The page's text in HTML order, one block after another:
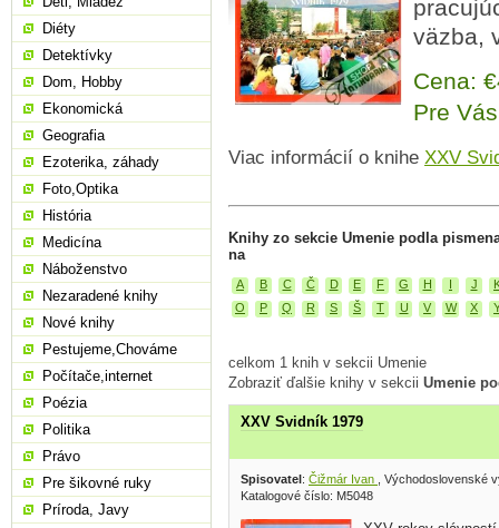
väzba,
Cena:
Pre
Viac informácií o knihe XXV
Knihy zo sekcie Umenie podla
na
A B C Č D E F G H I J
O
P Q R S Š T U V W X
celkom 1 knih v sekcii Umenie
Zobraziť ďalšie knihy v sekcii Umenie
XXV Svidník 1979
Spisovatel: Čižmár Ivan
, Východoslovenské
Katalogové číslo: M5048
Diéty
Detektívky
Dom, Hobby
Ekonomická
Geografia
Ezoterika, záhady
Foto,Optika
História
Medicína
Náboženstvo
Nezaradené knihy
Nové knihy
Pestujeme,Chováme
Počítače,internet
Poézia
Politika
Právo
Pre šikovné ruky
Príroda, Javy